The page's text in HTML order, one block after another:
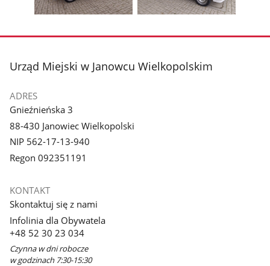
galerii.
galerii.
stopka
Urząd Miejski w Janowcu Wielkopolskim
ADRES
Gnieźnieńska 3
88-430 Janowiec Wielkopolski
NIP 562-17-13-940
Regon 092351191
KONTAKT
Skontaktuj się z nami
Infolinia dla Obywatela
+48 52 30 23 034
Czynna w dni robocze
w godzinach 7:30-15:30